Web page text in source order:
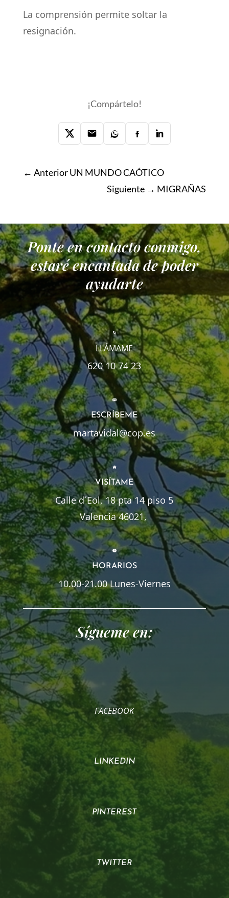
La comprensión permite soltar la
resignación.
¡Compártelo!
← AnteriorUN MUNDO CAÓTICO
Siguiente → MIGRAÑAS
Ponte en contacto conmigo,
estaré encantada de poder
ayudarte
LLÁMAME
620 10 74 23
ESCRÍBEME
martavidal@cop.es
VISÍTAME
Calle d´Eol, 18 pta 14 piso 5
Valencia 46021,
HORARIOS
10.00-21.00 Lunes-Viernes
Sígueme en:
FACEBOOK
LINKEDIN
PINTEREST
TWITTER